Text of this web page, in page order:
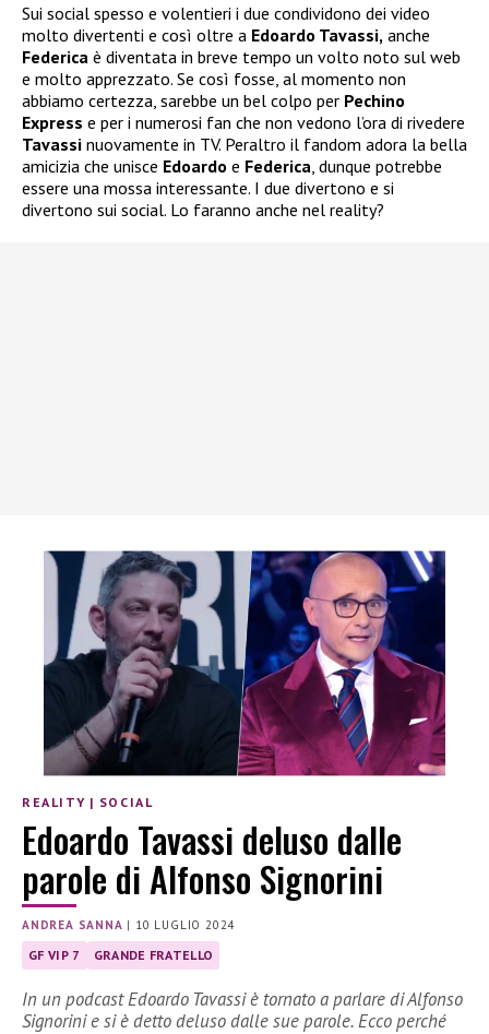
Sui social spesso e volentieri i due condividono dei video
molto divertenti e così oltre a Edoardo Tavassi, anche
Federica è diventata in breve tempo un volto noto sul web
e molto apprezzato. Se così fosse, al momento non
abbiamo certezza, sarebbe un bel colpo per Pechino
Express e per i numerosi fan che non vedono l’ora di rivedere
Tavassi nuovamente in TV. Peraltro il fandom adora la bella
amicizia che unisce Edoardo e Federica , dunque potrebbe
essere una mossa interessante. I due divertono e si
divertono sui social. Lo faranno anche nel reality?
REALITY | SOCIAL
Edoardo Tavassi deluso dalle
parole di Alfonso Signorini
ANDREA SANNA | 10 LUGLIO 2024
GF VIP 7 GRANDE FRATELLO
In un podcast Edoardo Tavassi è tornato a parlare di Alfonso
Signorini e si è detto deluso dalle sue parole. Ecco perché